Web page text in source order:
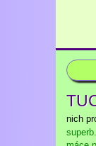
nich